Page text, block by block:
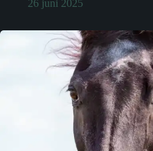
26 juni 2025